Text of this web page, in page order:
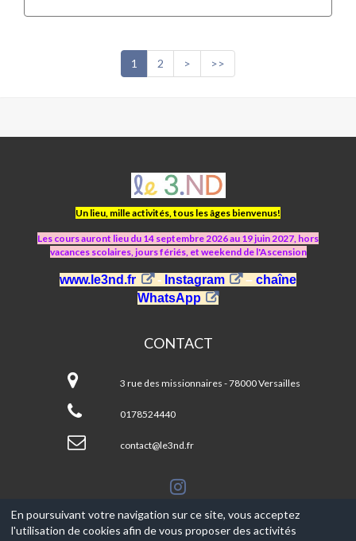
1 2 > >>
ASJ
LE
3.ND
Un lieu, mille activités, tous les âges bienvenus!
Les cours auront lieu du 14 septembre 2026 au 19 juin 2027, hors
vacances scolaires, jours fériés, et weekend de l'Ascension
www.le3nd.fr - Instagram –chaîne
WhatsApp
CONTACT
3.ND
3 rue des missionnaires - 78000 Versailles
0178524440
contact@le3nd.fr
En poursuivant votre navigation sur ce site, vous acceptez
l'utilisation de cookies afin de vous proposer des activités